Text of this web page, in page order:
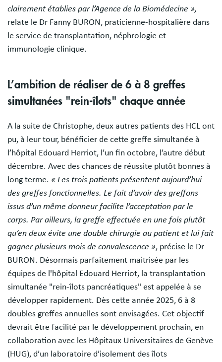
clairement établies par l’Agence de la Biomédecine »,
relate le Dr Fanny BURON, praticienne-hospitalière dans
le service de transplantation, néphrologie et
immunologie clinique.
L’ambition de réaliser de 6 à 8 greffes
simultanées "rein-îlots" chaque année
A la suite de Christophe, deux autres patients des HCL ont
pu, à leur tour, bénéficier de cette greffe simultanée à
l’hôpital Edouard Herriot, l’un fin octobre, l’autre début
décembre. Avec des chances de réussite plutôt bonnes à
long terme. « Les trois patients présentent aujourd’hui
des greffes fonctionnelles. Le fait d’avoir des greffons
issus d’un même donneur facilite l’acceptation par le
corps. Par ailleurs, la greffe effectuée en une fois plutôt
qu’en deux évite une double chirurgie au patient et lui fait
gagner plusieurs mois de convalescence », précise le Dr
BURON. Désormais parfaitement maitrisée par les
équipes de l'hôpital Edouard Herriot, la transplantation
simultanée "rein-îlots pancréatiques" est appelée à se
développer rapidement. Dès cette année 2025, 6 à 8
doubles greffes annuelles sont envisagées. Cet objectif
devrait être facilité par le développement prochain, en
collaboration avec les Hôpitaux Universitaires de Genève
(HUG), d’un laboratoire d’isolement des îlots